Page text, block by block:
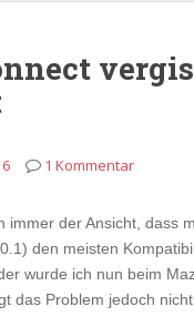
1 Kommentar
immer der Ansicht, dass
den meisten
wurde ich nun beim
das Problem jedoch